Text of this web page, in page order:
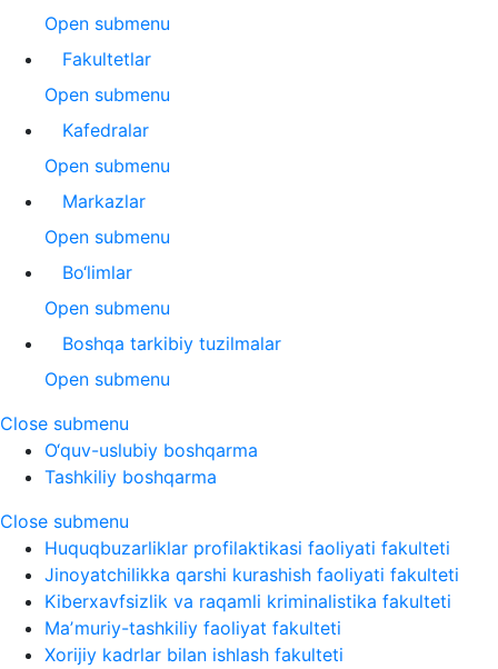
Open submenu
Fakultetlar
Open submenu
Kafedralar
Open submenu
Markazlar
Open submenu
Bo‘limlar
Open submenu
Boshqa tarkibiy tuzilmalar
Open submenu
Close submenu
O‘quv-uslubiy boshqarma
Tashkiliy boshqarma
Close submenu
Huquqbuzarliklar profilaktikasi faoliyati fakulteti
Jinoyatchilikka qarshi kurashish faoliyati fakulteti
Kiberxavfsizlik va raqamli kriminalistika fakulteti
Maʼmuriy-tashkiliy faoliyat fakulteti
Xorijiy kadrlar bilan ishlash fakulteti